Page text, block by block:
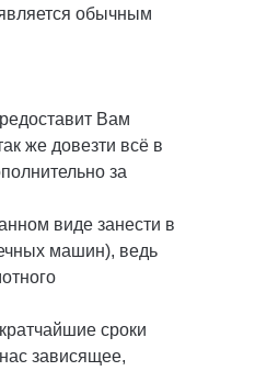
обычным
Вам
же довезти всё в
за
виде занести в
машин), ведь
сроки
зависящее,